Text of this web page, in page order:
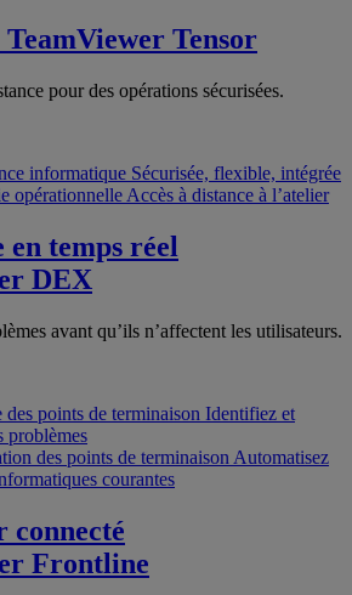
TeamViewer Tensor
pour des opérations sécurisées.
informatique Sécurisée, flexible, intégrée
opérationnelle Accès à distance à l’atelier
en temps réel
DEX
avant qu’ils n’affectent les utilisateurs.
des points de terminaison Identifiez et
problèmes
des points de terminaison Automatisez
courantes
Frontline